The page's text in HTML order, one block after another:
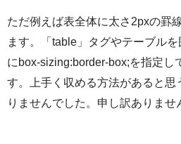
ただ例えば表全体に太さ2pxの罫
ます。「table」タグやテーブル
にbox-sizing:border-box;を指定し
す。上手く収める方法があると思
りませんでした。申し訳ありませ